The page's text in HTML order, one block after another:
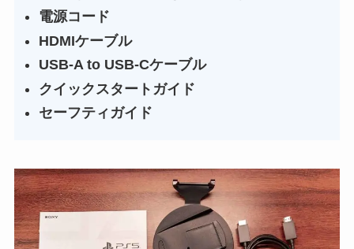
電源コード
HDMIケーブル
USB-A to USB-Cケーブル
クイックスタートガイド
セーフティガイド